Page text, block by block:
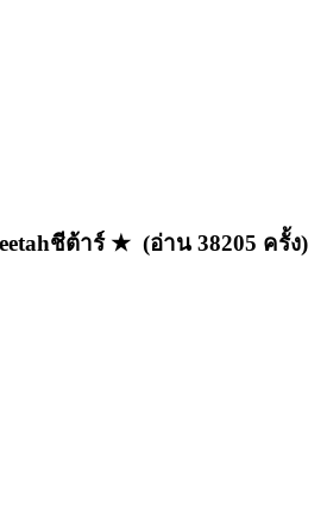
ชีต้าร์ ★ (อ่าน 38205 ครั้ง)